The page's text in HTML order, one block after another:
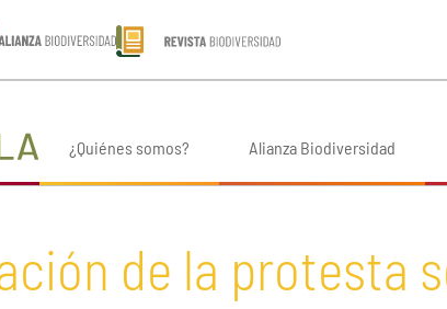
¿Quiénes somos? Alianza Biodiversidad
de la protesta